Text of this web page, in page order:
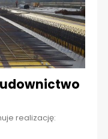
realizację: